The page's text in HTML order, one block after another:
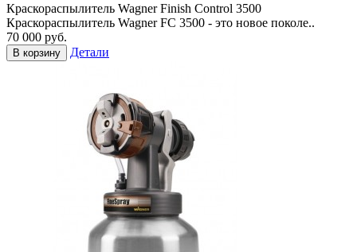
Краскораспылитель Wagner Finish Control 3500
Краскораспылитель Wagner FC 3500 - это новое поколе..
70 000 руб.
В корзину Детали